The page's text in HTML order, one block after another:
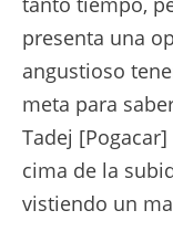
presenta una
angustioso
meta para
Tadej
cima de la
vistiendo un